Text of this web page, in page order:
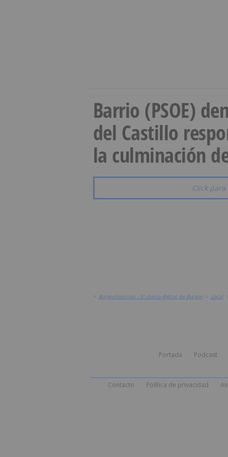
Barrio (PSOE)
del Castillo
la culminación
Click
> BurgosNoticias - El diario digital de Burgos > Local
Portada Podcast
Contacto Política de privacidad